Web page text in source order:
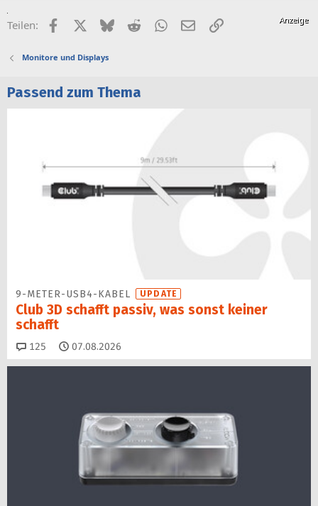
Teilen: FacebookX (Twitter)
BlueskyRedditWhatsApp
E-MailLink
Monitore und Displays
Passend zum Thema
9-METER-USB4-KABEL UPDATE
Club 3D schafft passiv, was sonst keiner
schafft
125 Kommentare
07.08.2026